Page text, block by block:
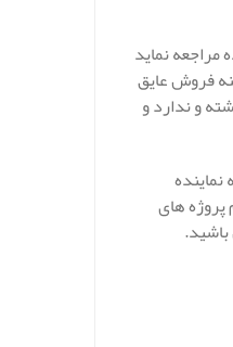
نماید
فروش عایق
و ندارد و
های